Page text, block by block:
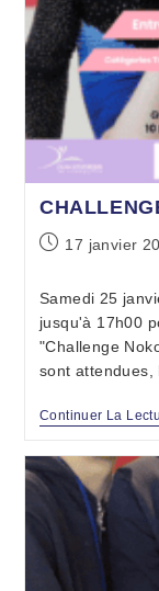
17 janvier
Samedi 25
jusqu'à 17h00
"Challenge
sont attendues,
Continuer La